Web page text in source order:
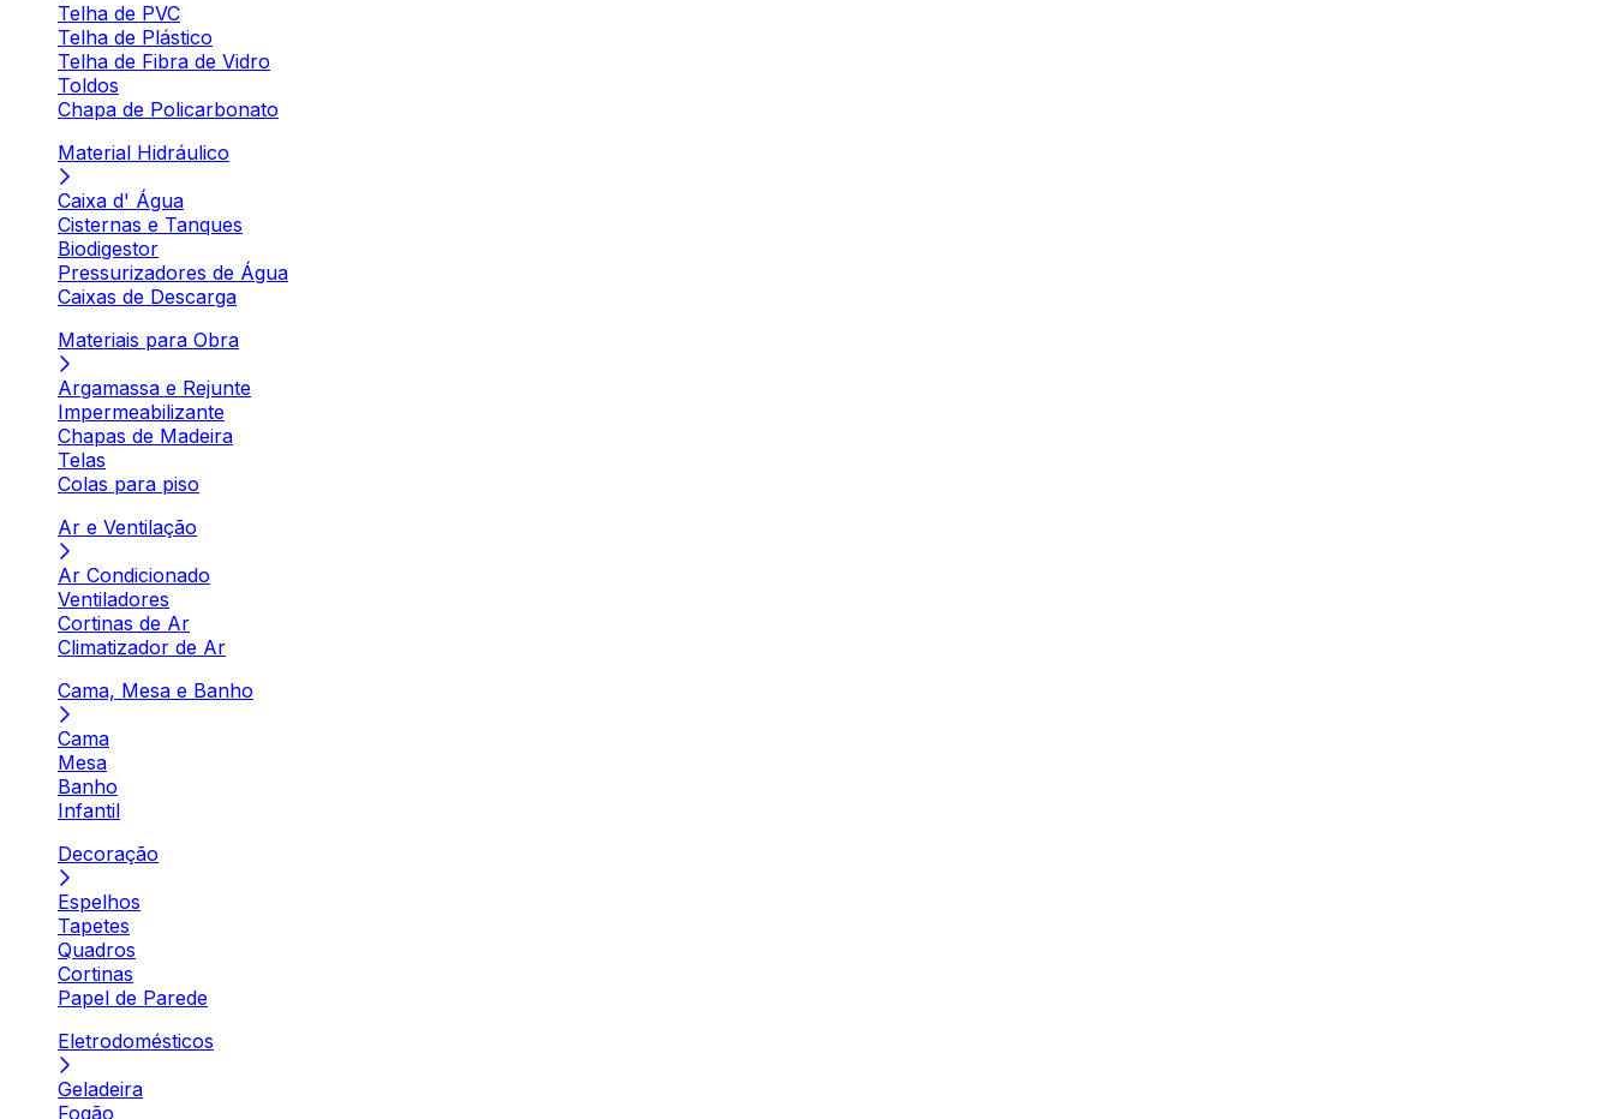
Telha de PVC
Telha de Plástico
Telha de Fibra de Vidro
Toldos
Chapa de Policarbonato
Material Hidráulico
Caixa d' Água
Cisternas e Tanques
Biodigestor
Pressurizadores de Água
Caixas de Descarga
Materiais para Obra
Argamassa e Rejunte
Impermeabilizante
Chapas de Madeira
Telas
Colas para piso
Ar e Ventilação
Ar Condicionado
Ventiladores
Cortinas de Ar
Climatizador de Ar
Cama, Mesa e Banho
Cama
Mesa
Banho
Infantil
Decoração
Espelhos
Tapetes
Quadros
Cortinas
Papel de Parede
Eletrodomésticos
Geladeira
Fogão